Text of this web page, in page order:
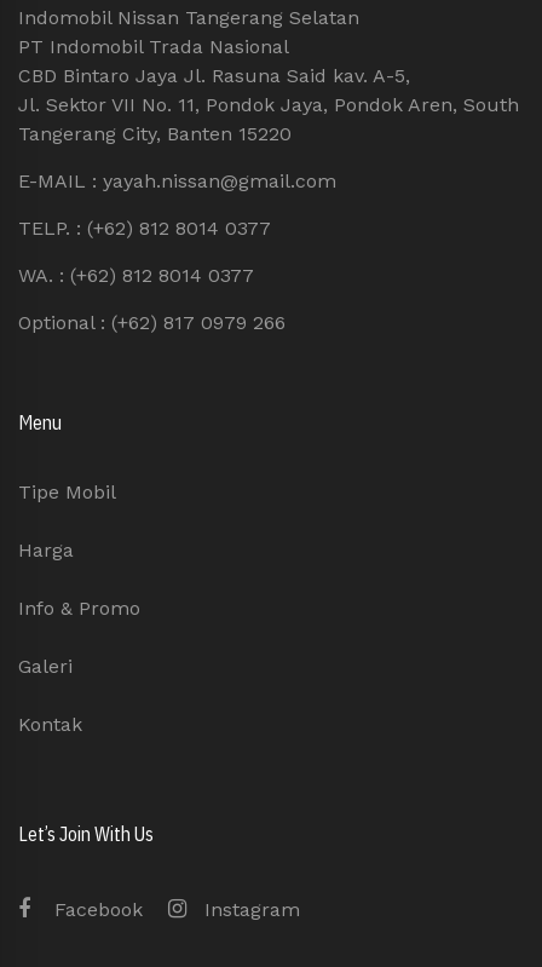
Indomobil Nissan Tangerang Selatan
PT Indomobil Trada Nasional
CBD Bintaro Jaya Jl. Rasuna Said kav. A-5,
Jl. Sektor VII No. 11, Pondok Jaya, Pondok Aren, South
Tangerang City, Banten 15220
E-MAIL : yayah.nissan@gmail.com
TELP. : (+62) 812 8014 0377
WA. : (+62) 812 8014 0377
Optional : (+62) 817 0979 266
Menu
Tipe Mobil
Harga
Info & Promo
Galeri
Kontak
Let’s Join With Us
Facebook Instagram